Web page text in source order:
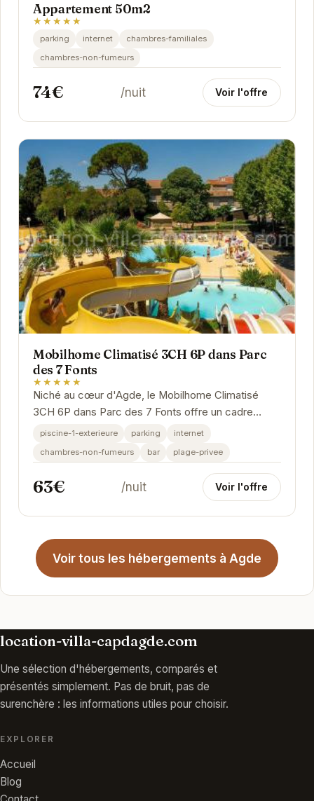
Appartement 50m2
★★★★★
parking internet
chambres-familiales
chambres-non-fumeurs
74€ /nuit Voir l'offre
Mobilhome Climatisé 3CH 6P dans Parc
des 7 Fonts
★★★★★
Niché au cœur d'Agde, le Mobilhome Climatisé
3CH 6P dans Parc des 7 Fonts offre un cadre
idyllique pour des vacances relaxantes. Avec sa
piscine-1-exterieure parking
internet
chambres-non-fumeurs
bar plage-privee
63€ /nuit Voir l'offre
Voir tous les hébergements à Agde
location-villa-capdagde.com
Une sélection d'hébergements, comparés et
présentés simplement. Pas de bruit, pas de
surenchère : les informations utiles pour choisir.
EXPLORER
Accueil
Blog